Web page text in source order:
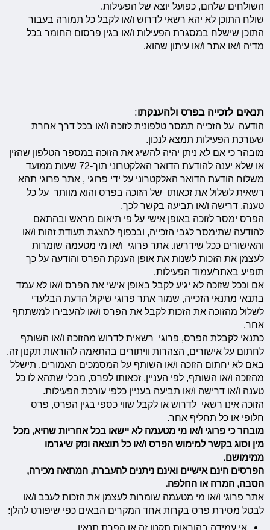
השולחים שלהם, כפועל יוצא של הפעילות.
שולח התוכן לא יהא רשאי לדרוש ו/או לקבל כל תמורה בעבור
התוכן שישלח במסגרת הפעילות ו/או בגין פרסום החומר בכל
מדיה ו/או אתר ו/או עיתון שהוא.
תנאים לזכייה בפרס ולהענקתו:
הודעה על הזכייה תמסר טלפונית לזוכה ו/או בכל דרך אחרת
שעורכת הפעילות תמצא לנכון.
מובהר כי אם לא ניתן יהיה להשיג את הזוכה במספר הטלפון שהזין
או שלא יענה להודעת הדואר האלקטרוני תוך-72 שעות ממועד
משלוח הודעת הדואר האלקטרוני על ידי פרוגי , אתר פרוגי תהא
רשאית לשלול את זכאותו של הזוכה בפרס והוא מוותר על כל
טענה, דרישה ו/או תביעה בקשר לכך.
הפרס ימסר לזוכה באופן אישי על פי תיאום מראש ובהתאם
להודעה שתימסר לגבי הזכייה, ובכפוף להצגת תעודת זהות ו/או
והאישורים ככל שידרשו. אתר פרוגי ו/או מי מטעמה שומרות
לעצמן את הזכות לשנות את אופן הענקת הפרס והודעה על כך
תופיע באתר/עמוד הפעילות.
אם וככל שזוכה לא יגיע לקבל באופן אישי את הפרס ו/או לא עמד
בתנאי מתנאי הזכייה, שמור אתר פרוגי שיקול הדעת הבלעדי
לשלול מהזוכה את הזכות לקבל את הפרס ו/או להעבירו למשתתף
אחר.
כתנאי לקבלת הפרס, פרוגי רשאית לדרוש מהזוכה ו/או השותף
לחתום על אישורים, הצהרות וויתורים בהתאמה להוראות תקנון זה.
באם לא יחתום הזוכה ו/או השותף על המסמכים האמורים, תישלל
מהזוכה ו/או השותף, לפי העניין, זכאותו לפרס, מבלי שתהא לו כל
טענה ו/או דרישה ו/או תביעה בעניין כלפי עורכת הפעילות.
הזוכה אינו רשאי לדרוש או לקבל שווי כספי בגין הפרס, פרס
חלופי או כל תחליף אחר.
מובהר כי פרוגי ו/או מי מטעמה לא יישאו בכל אחריות שהיא, מכל
מין וסוג בקשר למימוש הפרס ו/או כל תוצאה ונזק שיגרמו
ממימושם.
הפרסים הינם אישיים ואינם ניתנים להעברה, המחאה מכירה,
הסבה, המרה או החלפה.
אתר פרוגי ו/או מי מטעמה שומרות לעצמן את הזכות לעכב ו/או
לבטל מסירת פרס בקרות אחד המקרים הבאים כפי שיפורט להלן: